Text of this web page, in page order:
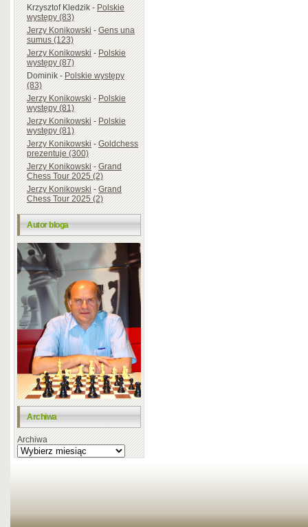
Krzysztof Kledzik-Polskie
występy (83)
Jerzy Konikowski-Gens una
sumus (123)
Jerzy Konikowski-Polskie
występy (87)
Dominik-Polskie występy
(83)
Jerzy Konikowski-Polskie
występy (81)
Jerzy Konikowski-Polskie
występy (81)
Jerzy Konikowski-Goldchess
prezentuje (300)
Jerzy Konikowski-Grand
Chess Tour 2025 (2)
Jerzy Konikowski-Grand
Chess Tour 2025 (2)
Autor bloga
Archiwa
Archiwa